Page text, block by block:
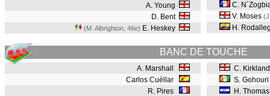
A. Young
D. Bent
(M. Albrighton, 46e) E. Heskey
C.
V. Moses
H.
BANC DE TOUCHE
A. Marshall
Carlos Cuéllar
R. Pires
C. Kirkland
S. Gohouri
H. Thomas